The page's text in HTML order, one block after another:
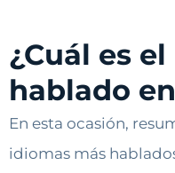
¿Cuál es
hablado
En esta ocasión,
idiomas más